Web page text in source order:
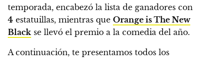
temporada, encabezó la lista de ganadores con
4 estatuillas, mientras que Orange is The New
Black se llevó el premio a la comedia del año.
A continuación, te presentamos todos los